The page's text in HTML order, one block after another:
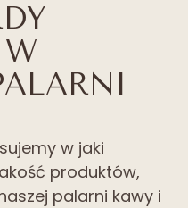
w jaki
produktów,
palarni kawy i